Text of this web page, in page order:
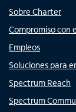
Sobre Charter
Compromiso con
Empleos
Soluciones para
Spectrum Reach
Spectrum